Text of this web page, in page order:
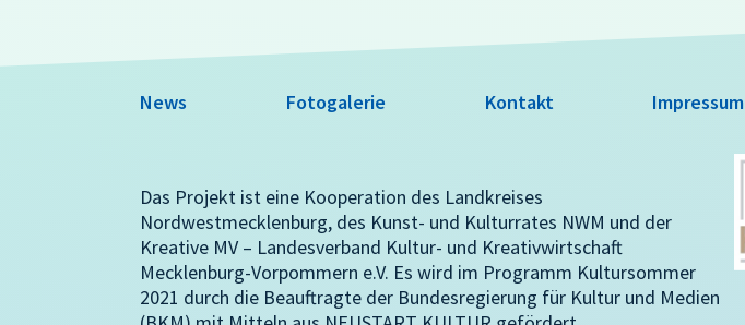
News Fotogalerie Kontakt Impressum
Das Projekt ist eine Kooperation des Landkreises
Nordwestmecklenburg, des Kunst- und Kulturrates NWM und der
Kreative MV – Landesverband Kultur- und Kreativwirtschaft
Mecklenburg-Vorpommern e.V. Es wird im Programm Kultursommer
2021 durch die Beauftragte der Bundesregierung für Kultur und Medien